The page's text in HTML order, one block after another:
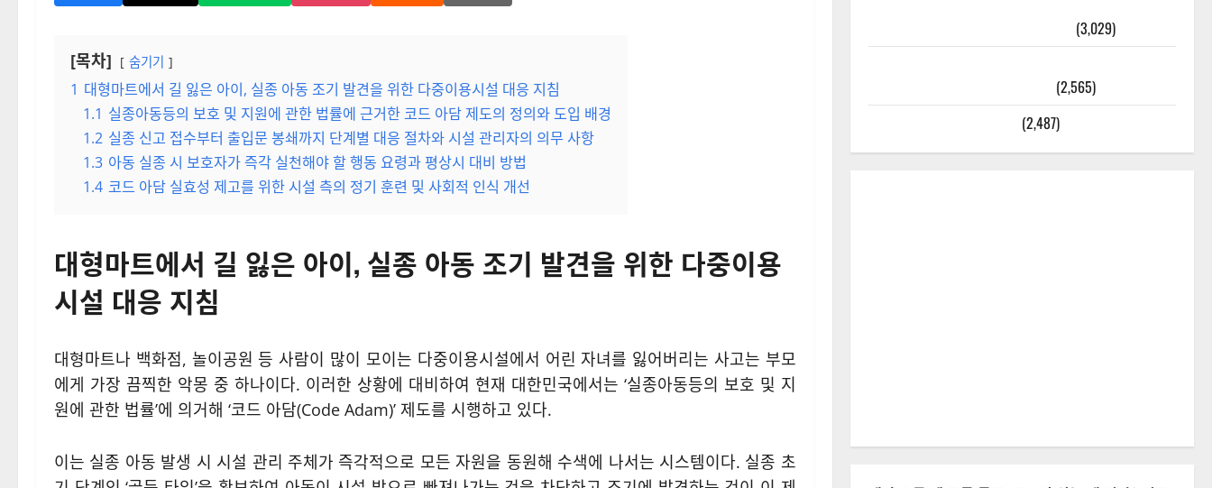
[목차] 숨기기
1 대형마트에서 길 잃은 아이, 실종 아동 조기 발견을 위한 다중이용시설 대응 지침
1.1 실종아동등의 보호 및 지원에 관한 법률에 근거한 코드 아담 제도의 정의와 도입 배경
1.2 실종 신고 접수부터 출입문 봉쇄까지 단계별 대응 절차와 시설 관리자의 의무 사항
1.3 아동 실종 시 보호자가 즉각 실천해야 할 행동 요령과 평상시 대비 방법
1.4 코드 아담 실효성 제고를 위한 시설 측의 정기 훈련 및 사회적 인식 개선
대형마트에서 길 잃은 아이, 실종 아동 조기 발견을 위한 다중이용
시설 대응 지침
대형마트나 백화점, 놀이공원 등 사람이 많이 모이는 다중이용시설에서 어린 자녀를 잃어버리는 사고는 부모
에게 가장 끔찍한 악몽 중 하나이다. 이러한 상황에 대비하여 현재 대한민국에서는 ‘실종아동등의 보호 및 지
원에 관한 법률’에 의거해 ‘코드 아담(Code Adam)’ 제도를 시행하고 있다.
이는 실종 아동 발생 시 시설 관리 주체가 즉각적으로 모든 자원을 동원해 수색에 나서는 시스템이다. 실종 초
(3,029)
(2,565)
(2,487)